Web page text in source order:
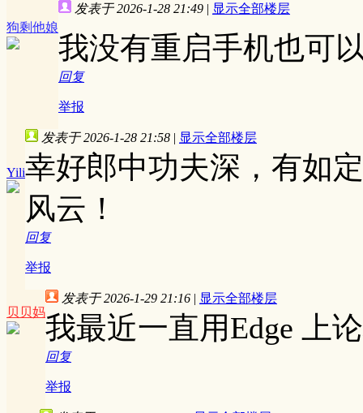
狗剩他娘
发表于 2026-1-28 21:49 | 显示全部楼层
我没有重启手机也可
回复
举报
Yili
发表于 2026-1-28 21:58 | 显示全部楼层
幸好郎中功夫深，有如
风云！
回复
举报
贝贝妈
发表于 2026-1-29 21:16 | 显示全部楼层
我最近一直用Edge 上
回复
举报